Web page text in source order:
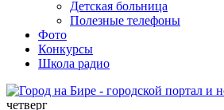
Детская больница
Полезные телефоны
Фото
Конкурсы
Школа радио
четверг